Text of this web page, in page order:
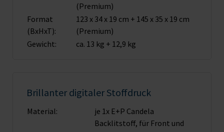
(Premium)
Format
(BxHxT):
123 x 34 x 19 cm + 145 x 35 x 19 cm
(Premium)
Gewicht:
ca. 13 kg + 12,9 kg
Brillanter digitaler Stoffdruck
Material:
je 1x E+P Candela
Backlitstoff, für Front und